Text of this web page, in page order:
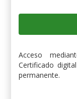
Acceso
Certificado
permanente.